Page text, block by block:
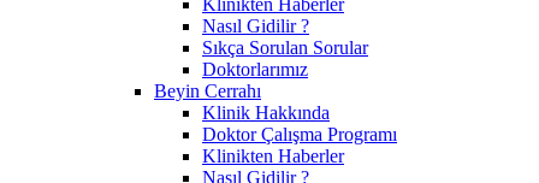
Nasıl Gidilir ?
Sıkça Sorulan Sorular
Doktorlarımız
Beyin Cerrahı
Klinik Hakkında
Doktor Çalışma Programı
Klinikten Haberler
Nasıl Gidilir ?